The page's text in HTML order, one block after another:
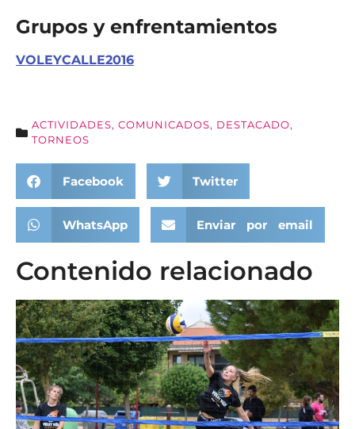
Grupos y enfrentamientos
VOLEYCALLE2016
ACTIVIDADES, COMUNICADOS, DESTACADO,
TORNEOS
Facebook Twitter
WhatsApp Enviar por email
Contenido relacionado